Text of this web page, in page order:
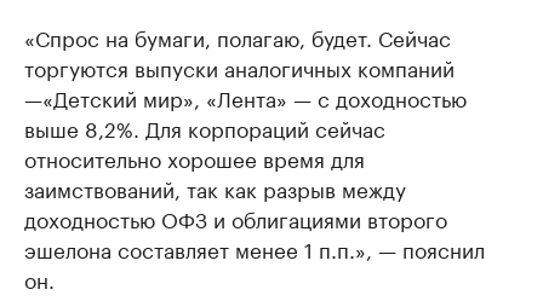
«Спрос на бумаги, полагаю, будет. Сейчас
торгуются выпуски аналогичных компаний
—«Детский мир», «Лента» — с доходностью
выше 8,2%. Для корпораций сейчас
относительно хорошее время для
заимствований, так как разрыв между
доходностью ОФЗ и облигациями второго
эшелона составляет менее 1 п.п.», — пояснил
он.